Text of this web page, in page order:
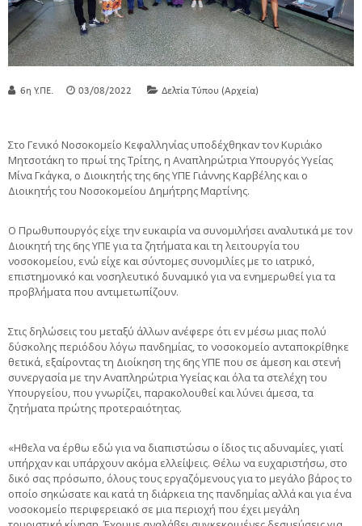
6η Υ.ΠΕ. 03/08/2022 Δελτία Τύπου (Αρχεία)
Στο Γενικό Νοσοκομείο Κεφαλληνίας υποδέχθηκαν τον Κυριάκο
Μητσοτάκη το πρωί της Τρίτης, η Αναπληρώτρια Υπουργός Υγείας
Μίνα Γκάγκα, ο Διοικητής της 6ης ΥΠΕ Γιάννης Καρβέλης και ο
Διοικητής του Νοσοκομείου Δημήτρης Μαρτίνης.
Ο Πρωθυπουργός είχε την ευκαιρία να συνομιλήσει αναλυτικά με τον
Διοικητή της 6ης ΥΠΕ για τα ζητήματα και τη λειτουργία του
νοσοκομείου, ενώ είχε και σύντομες συνομιλίες με το ιατρικό,
επιστημονικό και νοσηλευτικό δυναμικό για να ενημερωθεί για τα
προβλήματα που αντιμετωπίζουν.
Στις δηλώσεις του μεταξύ άλλων ανέφερε ότι εν μέσω μιας πολύ
δύσκολης περιόδου λόγω πανδημίας, το νοσοκομείο ανταποκρίθηκε
θετικά, εξαίροντας τη Διοίκηση της 6ης ΥΠΕ που σε άμεση και στενή
συνεργασία με την Αναπληρώτρια Υγείας και όλα τα στελέχη του
Υπουργείου, που γνωρίζει, παρακολουθεί και λύνει άμεσα, τα
ζητήματα πρώτης προτεραιότητας.
«Ηθελα να έρθω εδώ για να διαπιστώσω ο ίδιος τις αδυναμίες, γιατί
υπήρχαν και υπάρχουν ακόμα ελλείψεις. Θέλω να ευχαριστήσω, στο
δικό σας πρόσωπο, όλους τους εργαζόμενους για το μεγάλο βάρος το
οποίο σηκώσατε και κατά τη διάρκεια της πανδημίας αλλά και για ένα
νοσοκομείο περιφερειακό σε μια περιοχή που έχει μεγάλη